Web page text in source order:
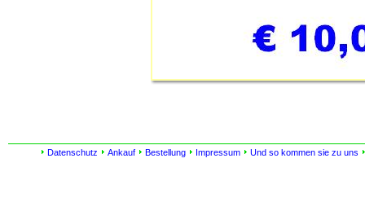
Datenschutz Ankauf Bestellung Impressum Und so kommen sie zu uns